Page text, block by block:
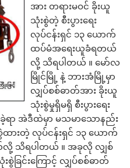
အား တရားမဝင် ခိုးယူ
သုံးစွဲတဲ့ စီးပွားရေး
လုပ်ငန်းရှင် ၁၃ ယောက်
ထပ်မံအရေးယူခံရတယ်
လို့ သိရပါတယ် ။ မော်လ
မြိုင်မြို့ နဲ့ ဘားအံမြို့မှာ
လျှပ်စစ်ဓာတ်အား ခိုးယူ
သုံးစွဲမှုရှိမရှိ စီးပွားရေး
ရာ အဲဒီထဲမှာ မသမာသောနည်း
ားတဲ့ လုပ်ငန်းရှင် ၁၃ ယောက်
လို့ သိရပါတယ် ။ အခုလို လျှစ်
ခြင်းကြောင့် လျှပ်စစ်ဓာတ်